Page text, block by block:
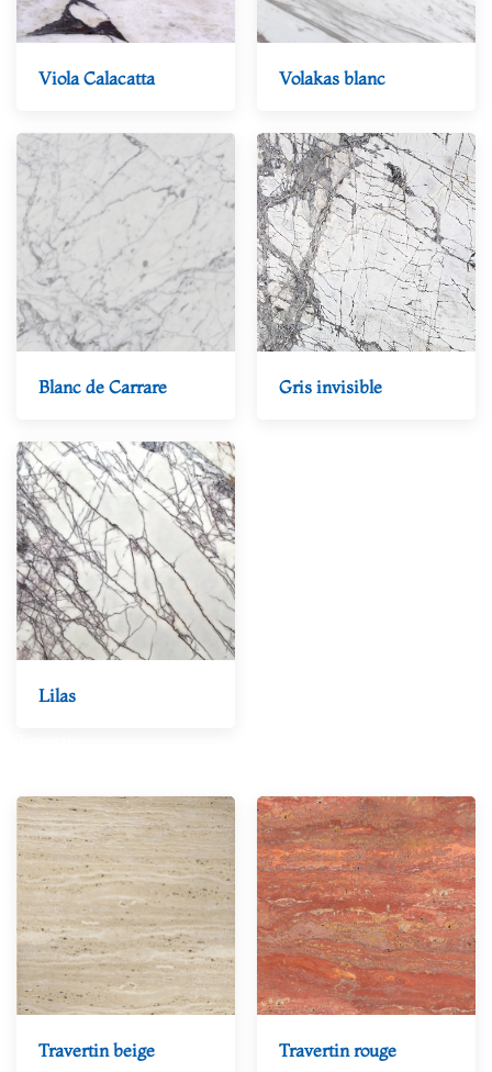
Viola Calacatta Volakas blanc
Blanc de Carrare Gris invisible
Lilas
Travertin beige Travertin rouge